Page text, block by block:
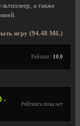
а также
игру (94.48 Мб.)
Рейтинг: 10.0
-
Рейтинга пока нет